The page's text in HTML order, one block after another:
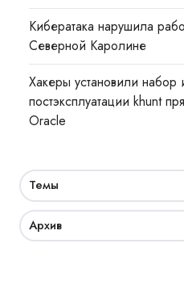
Кибератака нарушила
Северной Каролине
Хакеры установили набор
постэксплуатации khunt
Oracle
Темы
Архив